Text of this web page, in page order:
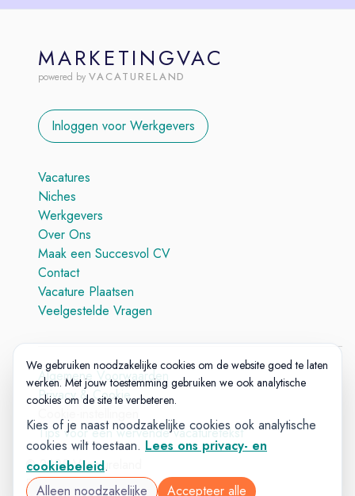
MARKETINGVAC
powered by VACATURELAND
Inloggen voor Werkgevers
Vacatures
Niches
Werkgevers
Over Ons
Maak een Succesvol CV
Contact
Vacature Plaatsen
Veelgestelde Vragen
© 2025 Vacatureland
Build:20260727-1227
Algemene Voorwaarden
Privacy & Cookie
Tips voor een wervende vacaturetekst
We gebruiken noodzakelijke cookies om de website goed te laten
werken. Met jouw toestemming gebruiken we ook analytische
cookies om de site te verbeteren.
Kies of je naast noodzakelijke cookies ook analytische
cookies wilt toestaan. Lees ons privacy- en
cookiebeleid.
Alleen noodzakelijke
Accepteer alle